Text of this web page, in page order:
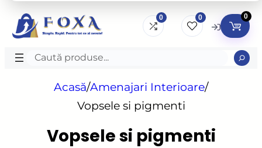
0 0 0
Caută
Acasă/Amenajari Interioare/
Vopsele si pigmenti
Vopsele si pigmenti